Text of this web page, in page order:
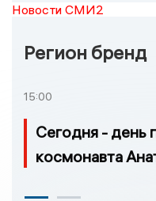
Новости СМИ2
Регион бренд
15:00
Сегодня - день
космонавта